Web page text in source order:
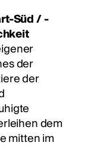
Süd / -
der
der
dem
mitten im